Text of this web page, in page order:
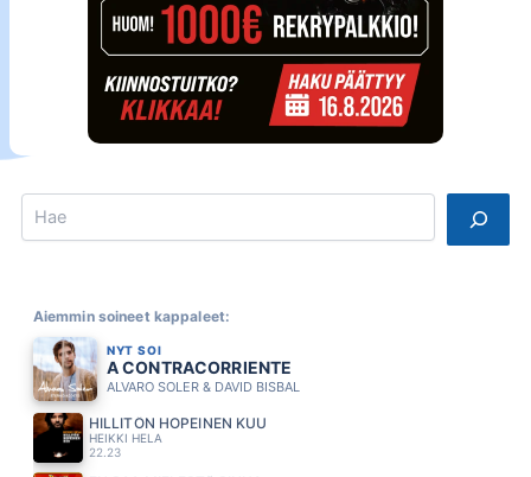
Search
Aiemmin soineet kappaleet:
NYT SOI
A CONTRACORRIENTE
ALVARO SOLER & DAVID BISBAL
HILLITÖN HOPEINEN KUU
HEIKKI HELA
22.23